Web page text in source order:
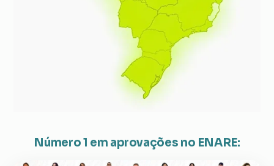
Número 1 em aprovações no ENARE: